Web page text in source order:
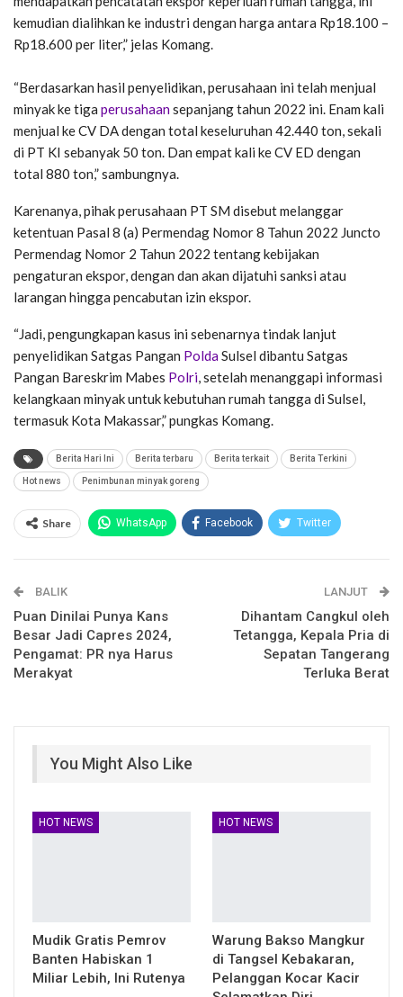
kemudian dialihkan ke industri dengan harga antara Rp18.100 –
Rp18.600 per liter,” jelas Komang.
“Berdasarkan hasil penyelidikan, perusahaan ini telah menjual
minyak ke tiga perusahaansepanjang tahun 2022 ini. Enam kali
menjual ke CV DA dengan total keseluruhan 42.440 ton, sekali
di PT KI sebanyak 50 ton. Dan empat kali ke CV ED dengan
total 880 ton,” sambungnya.
Karenanya, pihak perusahaan PT SM disebut melanggar
ketentuan Pasal 8 (a) Permendag Nomor 8 Tahun 2022 Juncto
Permendag Nomor 2 Tahun 2022 tentang kebijakan
pengaturan ekspor, dengan dan akan dijatuhi sanksi atau
larangan hingga pencabutan izin ekspor.
“Jadi, pengungkapan kasus ini sebenarnya tindak lanjut
penyelidikan Satgas Pangan PoldaSulsel dibantu Satgas
Pangan Bareskrim Mabes Polri, setelah menanggapi informasi
kelangkaan minyak untuk kebutuhan rumah tangga di Sulsel,
termasuk Kota Makassar,” pungkas Komang.
Berita Hari Ini Berita terbaru Berita terkait Berita Terkini
Hot news Penimbunan minyak goreng
Share WhatsApp Facebook Twitter
Telegram
BALIK
Puan Dinilai Punya Kans
Besar Jadi Capres 2024,
Pengamat: PR nya Harus
Merakyat
LANJUT
Dihantam Cangkul oleh
Tetangga, Kepala Pria di
Sepatan Tangerang
Terluka Berat
You Might Also Like
HOT NEWS
Mudik Gratis Pemrov
Banten Habiskan 1
Miliar Lebih, Ini Rutenya
HOT NEWS
Warung Bakso Mangkur
di Tangsel Kebakaran,
Pelanggan Kocar Kacir